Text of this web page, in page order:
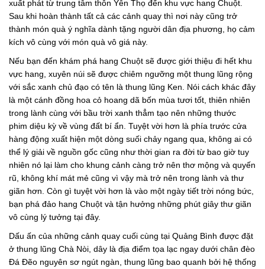
xuất phát từ trung tâm thôn Yên Thọ đến khu vực hang Chuột.
Sau khi hoàn thành tất cả các cảnh quay thì nơi này cũng trở
thành món quà ý nghĩa dành tặng người dân địa phương, họ cảm
kích vô cùng với món quà vô giá này.
Nếu bạn đến khám phá hang Chuột sẽ được giới thiệu đi hết khu
vực hang, xuyên núi sẽ được chiêm ngưỡng một thung lũng rộng
với sắc xanh chủ đạo có tên là thung lũng Ken. Nói cách khác đây
là một cánh đồng hoa cỏ hoang dã bốn mùa tươi tốt, thiên nhiên
trong lành cùng với bầu trời xanh thẳm tạo nên những thước
phim diệu kỳ về vùng đất bí ẩn. Tuyệt vời hơn là phía trước cửa
hàng động xuất hiện một dòng suối chảy ngang qua, không ai có
thể lý giải về nguồn gốc cũng như thời gian ra đời từ bao giờ tuy
nhiên nó lại làm cho khung cảnh càng trở nên thơ mộng và quyến
rũ, không khí mát mẻ cũng vì vậy mà trở nên trong lành và thư
giãn hơn. Còn gì tuyệt vời hơn là vào một ngày tiết trời nóng bức,
bạn phá đảo hang Chuột và tận hưởng những phút giây thư giãn
vô cùng lý tưởng tại đây.
Dấu ấn của những cảnh quay cuối cùng tại Quảng Bình được đặt
ở thung lũng Chà Nòi, dây là địa điểm tọa lạc ngay dưới chân đèo
Đá Đẽo nguyên sơ ngút ngàn, thung lũng bao quanh bởi hệ thống